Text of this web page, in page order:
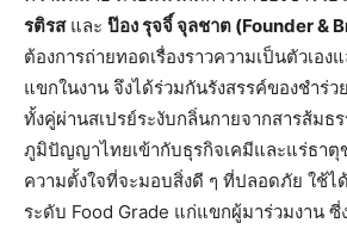
รติรสและ ป๊อง รุจจิ์ จุลชาต (Founder &
ต้องการถ่ายทอดเรื่องราวความเป็นตัวเอ
แขกในงาน จึงได้ร่วมกันรังสรรค์ของชำร่
ทั้งคู่ผ่านสเปรย์ระงับกลิ่นกายจากสารส้มธ
ภูมิปัญญาไทยเข้ากับธุรกิจเคมีและแร่ธาตุ
ความตั้งใจที่จะมอบสิ่งดี ๆ ที่ปลอดภัย ใช้
ระดับ Food Grade แก่แขกผู้มาร่วมงาน ซี่